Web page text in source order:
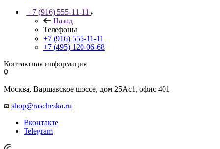
+7 (916) 555-11-11
Назад
Телефоны
+7 (916) 555-11-11
+7 (495) 120-06-68
Контактная информация
Москва, Варшавское шоссе, дом 25Аc1, офис 401
shop@rascheska.ru
Вконтакте
Telegram